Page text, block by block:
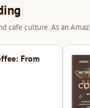
cafe culture. As an
From